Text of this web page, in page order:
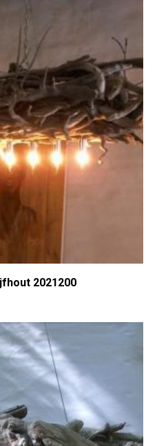
2021200